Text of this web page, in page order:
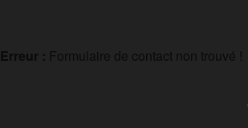
Erreur : Formulaire de contact non trouvé !